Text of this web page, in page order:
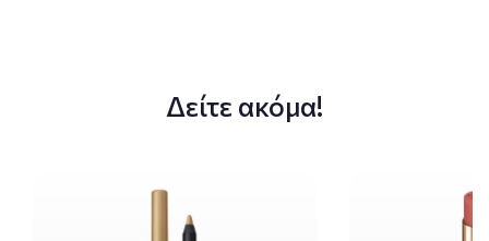
Δείτε ακόμα!